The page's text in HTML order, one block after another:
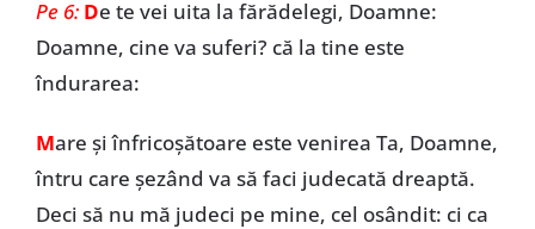
Pe 6: De te vei uita la fărădelegi, Doamne:
Doamne, cine va suferi? că la tine este
îndurarea:
Mare şi înfricoşătoare este venirea Ta, Doamne,
întru care şezând va să faci judecată dreaptă.
Deci să nu mă judeci pe mine, cel osândit: ci ca